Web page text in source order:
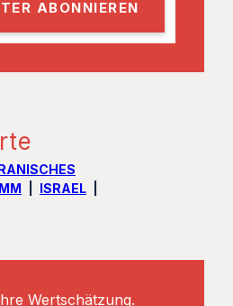
ISRAEL
Wertschätzung.